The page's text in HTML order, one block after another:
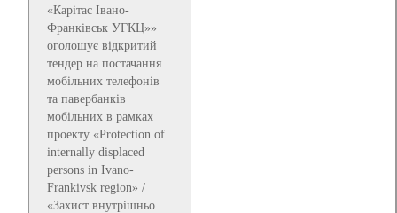
«Карітас Івано-
Франківськ УГКЦ»»
оголошує відкритий
тендер на постачання
мобільних телефонів
та павербанків
мобільних в рамках
проекту «Protection of
internally displaced
persons in Ivano-
Frankivsk region» /
«Захист внутрішньо